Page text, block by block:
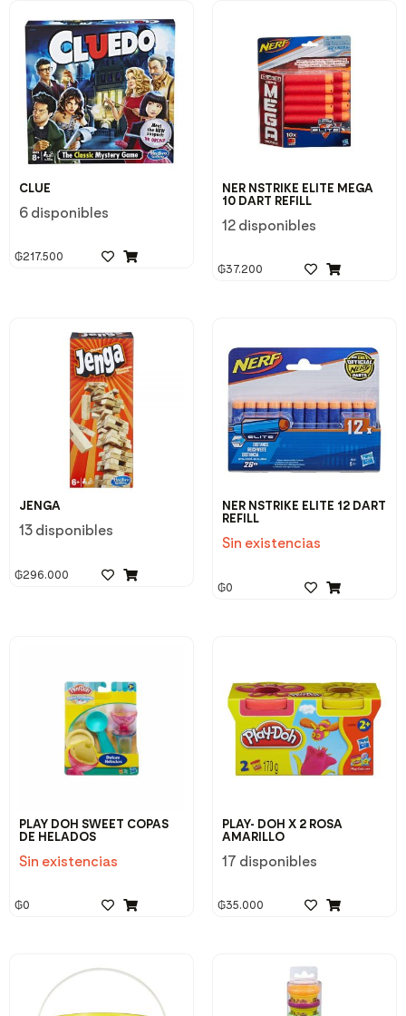
CLUE
6 disponibles
₲217.500
NER NSTRIKE ELITE MEGA
10 DART REFILL
12 disponibles
₲37.200
JENGA
13 disponibles
₲296.000
NER NSTRIKE ELITE 12 DART
REFILL
Sin existencias
₲0
PLAY DOH SWEET COPAS
DE HELADOS
Sin existencias
₲0
PLAY- DOH X 2 ROSA
AMARILLO
17 disponibles
₲35.000